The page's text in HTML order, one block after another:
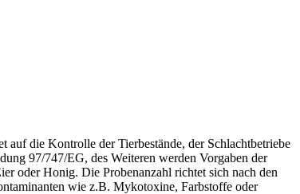
auf die Kontrolle der Tierbestände, der Schlachtbetriebe
97/747/EG, des Weiteren werden Vorgaben der
oder Honig. Die Probenanzahl richtet sich nach den
wie z.B. Mykotoxine, Farbstoffe oder